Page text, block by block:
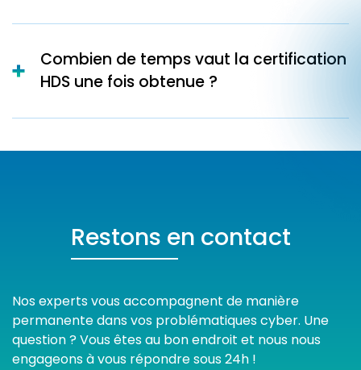
Combien de temps vaut la certification
HDS une fois obtenue ?
Restons en contact
Nos experts vous accompagnent de manière
permanente dans vos problématiques cyber. Une
question ? Vous êtes au bon endroit et nous nous
engageons à vous répondre sous 24h !